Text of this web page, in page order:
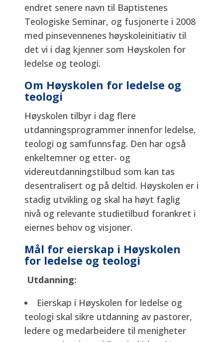
endret senere navn til Baptistenes
Teologiske Seminar, og fusjonerte i 2008
med pinsevennenes høyskoleinitiativ til
det vi i dag kjenner som Høyskolen for
ledelse og teologi.
Om Høyskolen for ledelse og
teologi
Høyskolen tilbyr i dag flere
utdanningsprogrammer innenfor ledelse,
teologi og samfunnsfag. Den har også
enkeltemner og etter- og
videreutdanningstilbud som kan tas
desentralisert og på deltid. Høyskolen er i
stadig utvikling og skal ha høyt faglig
nivå og relevante studietilbud forankret i
eiernes behov og visjoner.
Mål for eierskap i Høyskolen
for ledelse og teologi
Utdanning:
Eierskap i Høyskolen for ledelse og
teologi skal sikre utdanning av pastorer,
ledere og medarbeidere til menigheter